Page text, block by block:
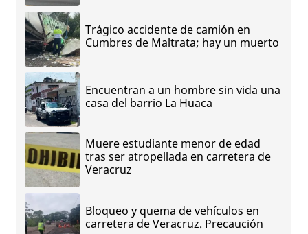
Trágico accidente de camión en
Cumbres de Maltrata; hay un muerto
Encuentran a un hombre sin vida una
casa del barrio La Huaca
Muere estudiante menor de edad
tras ser atropellada en carretera de
Veracruz
Bloqueo y quema de vehículos en
carretera de Veracruz. Precaución